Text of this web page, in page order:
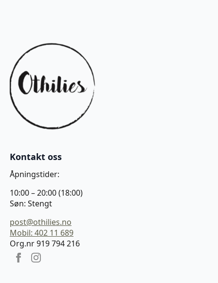
Kontakt oss
Åpningstider:
10:00 – 20:00 (18:00)
Søn: Stengt
post@othilies.no
Mobil: 402 11 689
Org.nr 919 794 216